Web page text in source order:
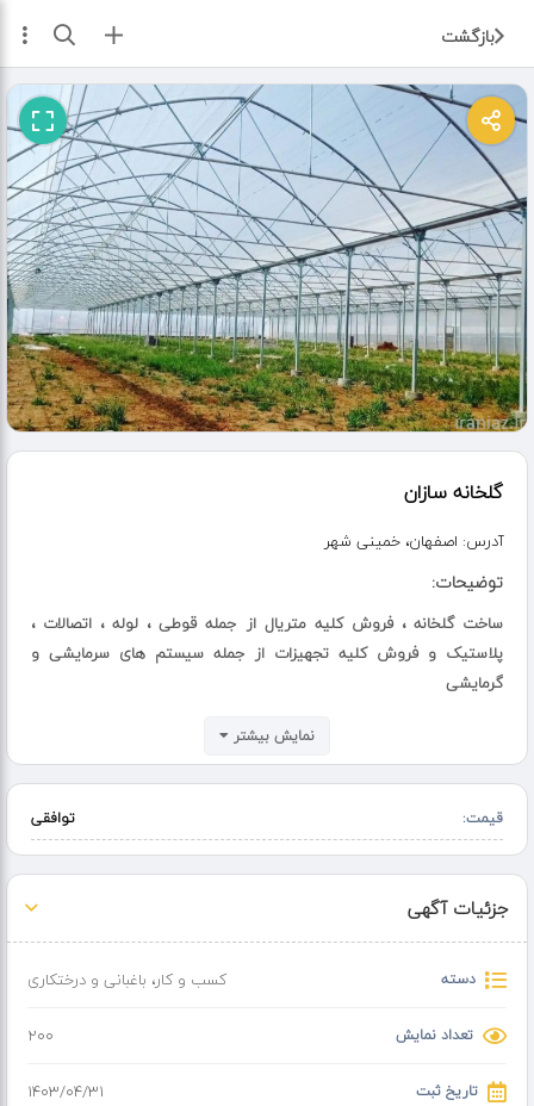
بازگشت ثبت آگهی
گلخانه سازان
آدرس: اصفهان، خمینی شهر
توضیحات:
ساخت گلخانه ، فروش کلیه متریال از جمله قوطی ، لوله ، اتصالات ،
پلاستیک و فروش کلیه تجهیزات از جمله سیستم های سرمایشی و
گرمایشی
کلیه سازه ها و تجهیزات گلخانه ای ، طبق نقشه و مجوز سازمان نظام
مهندسی
نمایش بیشتر
قیمت: توافقی
جزئیات آگهی
دسته کسب و کار، باغبانی و درختکاری
تعداد نمایش 200
تاریخ ثبت ۱۴۰۳/۰۴/۳۱